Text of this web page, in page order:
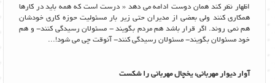
اظهار نظر کند همان دوست ادامه می دهد « درست است که همه باید در کارها
همکاری کنند ولی بعضی از مدیران حتی زیر بار مسئولیت حوزه کاری خودشان
هم نمی روند. اگر قرار باشد هم مردم بگویند - مسئولان رسیدگی کنند- و هم
خود مسئولان بگویند- مسئولان رسیدگی کنند- آنوقت چی می شود!...
آوار دیوار مهربانی، یخچال مهربانی را شکست